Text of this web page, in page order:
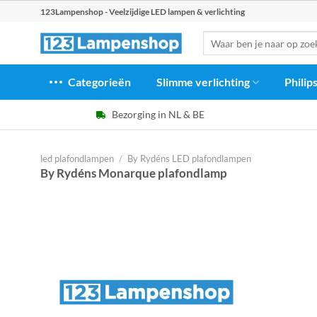
123Lampenshop - Veelzijdige LED lampen & verlichting
naar:
Categorieën Slimme verlichting Philips
Bezorging in NL & BE
led plafondlampen / By Rydéns LED plafondlampen
By Rydéns Monarque plafondlamp